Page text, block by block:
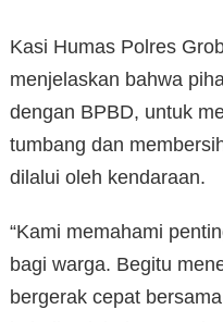
Kasi Humas Polres
menjelaskan bahwa
dengan BPBD, untuk
tumbang dan
dilalui oleh kendaraan.
“Kami memahami
bagi warga. Begitu
bergerak cepat